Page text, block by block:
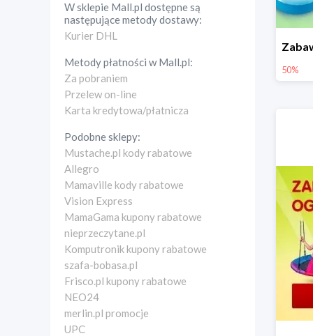
W sklepie Mall.pl dostępne są
następujące metody dostawy:
Kurier DHL
Metody płatności wMall.pl:
Za pobraniem
Przelew on-line
Karta kredytowa/płatnicza
Podobne sklepy:
Mustache.pl kody rabatowe
Allegro
Mamaville kody rabatowe
Vision Express
MamaGama kupony rabatowe
nieprzeczytane.pl
Komputronik kupony rabatowe
szafa-bobasa.pl
Frisco.pl kupony rabatowe
NEO24
merlin.pl promocje
UPC
50%